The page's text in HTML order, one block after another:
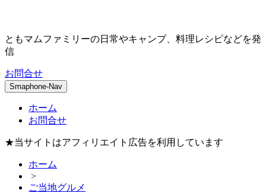
ともマムファミリーの日常やキャンプ、料理レシピなどを発
信
お問合せ
Smaphone-Nav
ホーム
お問合せ
★当サイトはアフィリエイト広告を利用しています
ホーム
>
ご当地グルメ